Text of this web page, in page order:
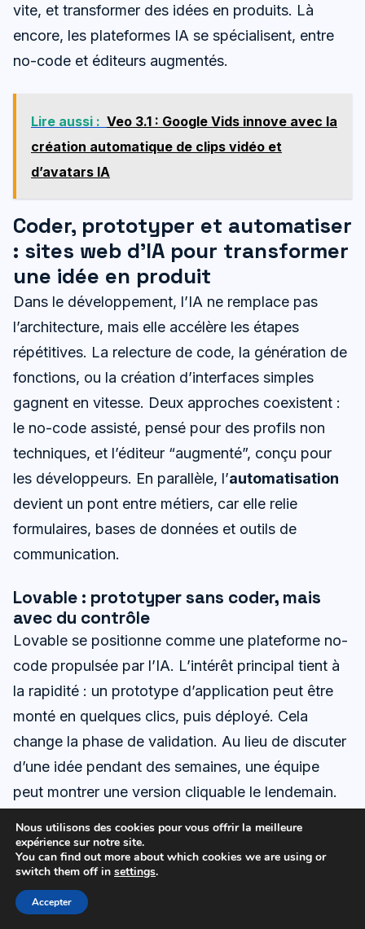
vite, et transformer des idées en produits. Là
encore, les plateformes IA se spécialisent, entre
no-code et éditeurs augmentés.
Lire aussi : Veo 3.1 : Google Vids innove avec la
création automatique de clips vidéo et
d’avatars IA
Coder, prototyper et automatiser
: sites web d’IA pour transformer
une idée en produit
Dans le développement, l’IA ne remplace pas
l’architecture, mais elle accélère les étapes
répétitives. La relecture de code, la génération de
fonctions, ou la création d’interfaces simples
gagnent en vitesse. Deux approches coexistent :
le no-code assisté, pensé pour des profils non
techniques, et l’éditeur “augmenté”, conçu pour
les développeurs. En parallèle, l’automatisation
devient un pont entre métiers, car elle relie
formulaires, bases de données et outils de
communication.
Lovable : prototyper sans coder, mais
avec du contrôle
Lovable se positionne comme une plateforme no-
code propulsée par l’IA. L’intérêt principal tient à
la rapidité : un prototype d’application peut être
monté en quelques clics, puis déployé. Cela
change la phase de validation. Au lieu de discuter
d’une idée pendant des semaines, une équipe
peut montrer une version cliquable le lendemain.
service client peut tester un portail FAQ interactif.
Ensuite, les retours orientent la suite.
Lovable a aussi un argument important : le code
Nous utilisons des cookies pour vous offrir la meilleure
expérience sur notre site.
You can find out more about which cookies we are using or
switch them off in settings.
Accepter